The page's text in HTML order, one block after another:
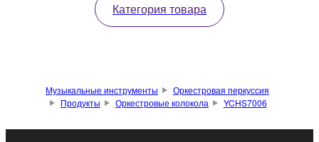
Категория товара
Музыкальные инструменты
Оркестровая перкуссия
Продукты
Оркестровые колокола YCHS7006